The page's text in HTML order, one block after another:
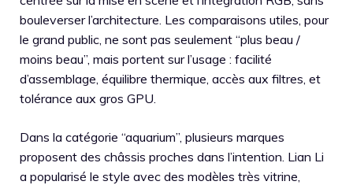
bouleverser l’architecture. Les comparaisons utiles, pour
le grand public, ne sont pas seulement “plus beau /
moins beau”, mais portent sur l’usage : facilité
d’assemblage, équilibre thermique, accès aux filtres, et
tolérance aux gros GPU.
Dans la catégorie “aquarium”, plusieurs marques
proposent des châssis proches dans l’intention. Lian Li
a popularisé le style avec des modèles très vitrine,